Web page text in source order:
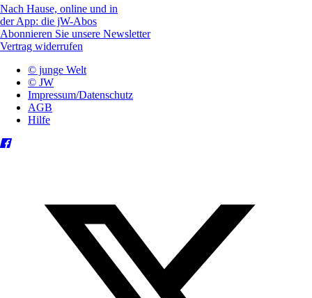
Nach Hause, online und in
der App: die jW-Abos
Abonnieren Sie unsere Newsletter
Vertrag widerrufen
© junge Welt
© JW
Impressum/Datenschutz
AGB
Hilfe